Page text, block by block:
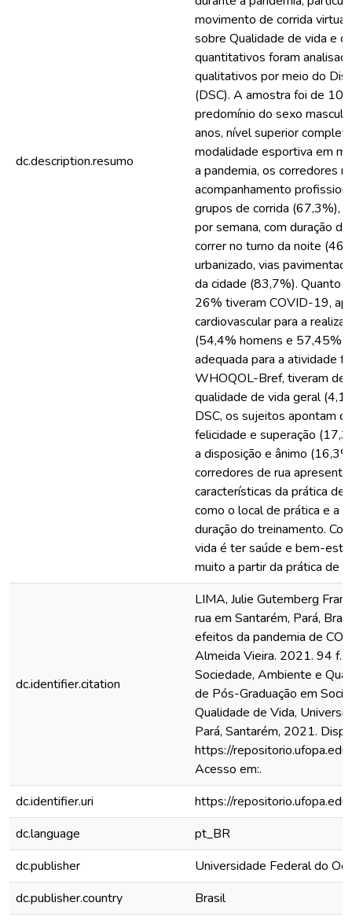
dc.description.resumo
movimento de corrida
sobre Qualidade de vida e
quantitativos foram
qualitativos por meio do
(DSC). A amostra foi de
predomínio do sexo
anos, nível superior
modalidade esportiva em
a pandemia, os corredores
acompanhamento
grupos de corrida (67,3%),
por semana, com duração
correr no turno da noite
urbanizado, vias
da cidade (83,7%). Quanto
26% tiveram COVID-19,
cardiovascular para a
(54,4% homens e 57,45%
adequada para a atividade
WHOQOL-Bref, tiveram
qualidade de vida geral
DSC, os sujeitos apontam
felicidade e superação
a disposição e ânimo
corredores de rua
características da prática de
como o local de prática e a
duração do treinamento.
vida é ter saúde e bem-
muito a partir da prática de
dc.identifier.citation
LIMA, Julie Gutemberg
rua em Santarém, Pará,
efeitos da pandemia de
Almeida Vieira. 2021. 94 f.
Sociedade, Ambiente e
de Pós-Graduação em
Qualidade de Vida,
Pará, Santarém, 2021.
https://
Acesso em:.
dc.identifier.uri
https://
dc.language
pt_BR
dc.publisher
Universidade Federal do
dc.publisher.country
Brasil